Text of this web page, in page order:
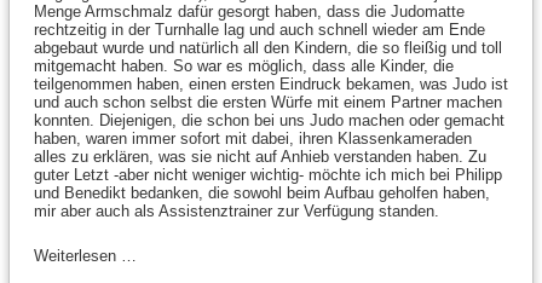
Menge Armschmalz dafür gesorgt haben, dass die Judomatte
rechtzeitig in der Turnhalle lag und auch schnell wieder am Ende
abgebaut wurde und natürlich all den Kindern, die so fleißig und toll
mitgemacht haben. So war es möglich, dass alle Kinder, die
teilgenommen haben, einen ersten Eindruck bekamen, was Judo ist
und auch schon selbst die ersten Würfe mit einem Partner machen
konnten. Diejenigen, die schon bei uns Judo machen oder gemacht
haben, waren immer sofort mit dabei, ihren Klassenkameraden
alles zu erklären, was sie nicht auf Anhieb verstanden haben. Zu
guter Letzt -aber nicht weniger wichtig- möchte ich mich bei Philipp
und Benedikt bedanken, die sowohl beim Aufbau geholfen haben,
mir aber auch als Assistenztrainer zur Verfügung standen.
Weiterlesen …